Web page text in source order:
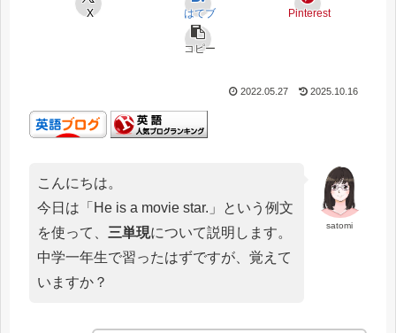
X はてブ Pinterest
コピー
2022.05.27 2025.10.16
satomi
こんにちは。
今日は「He is a movie star.」という例文
を使って、 三単現について説明します。
中学一年生で習ったはずですが、覚えて
いますか？